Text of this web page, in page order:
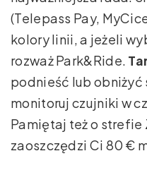
(Telepass Pay,
kolory linii, a jeżeli
rozważ Park&Ride.
podnieść lub
monitoruj czujniki w
Pamiętaj też o strefie
zaoszczędzi Ci 80 €